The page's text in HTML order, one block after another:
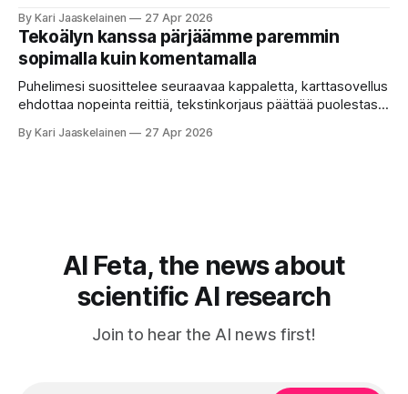
erilaisia komentoja, eikä mikään niistä oikein “puhu”
toistensa kanssa. Lopputulos on pienen palapelityön tulos.
Vuosia on ajateltu, että näin tämän kuuluukin mennä. Puhe
on sanoja ja lauseita – hyvin jäsenneltyä.
By Kari Jaaskelainen 27 Apr 2026
Tekoälyn kanssa pärjäämme paremmin
sopimalla kuin komentamalla
Puhelimesi suosittelee seuraavaa kappaletta, karttasovellus
ehdottaa nopeinta reittiä, tekstinkorjaus päättää puolestasi,
tottelee sinua sokeasti. Useammin huomaat itse
By Kari Jaaskelainen 27 Apr 2026
AI Feta, the news about
scientific AI research
Join to hear the AI news first!